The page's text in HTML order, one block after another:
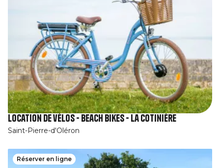
Location de vélos - Beach Bikes - La Cotinière
Saint-Pierre-d'Oléron
Réserver en ligne